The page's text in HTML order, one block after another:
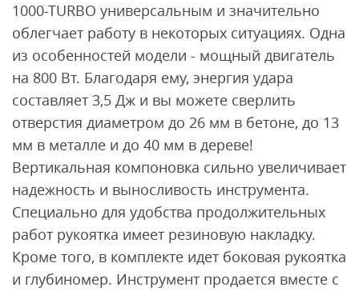
1000-TURBO универсальным и значительно
облегчает работу в некоторых ситуациях. Одна
из особенностей модели - мощный двигатель
на 800 Вт. Благодаря ему, энергия удара
составляет 3,5 Дж и вы можете сверлить
отверстия диаметром до 26 мм в бетоне, до 13
мм в металле и до 40 мм в дереве!
Вертикальная компоновка сильно увеличивает
надежность и выносливость инструмента.
Специально для удобства продолжительных
работ рукоятка имеет резиновую накладку.
Кроме того, в комплекте идет боковая рукоятка
и глубиномер. Инструмент продается вместе с